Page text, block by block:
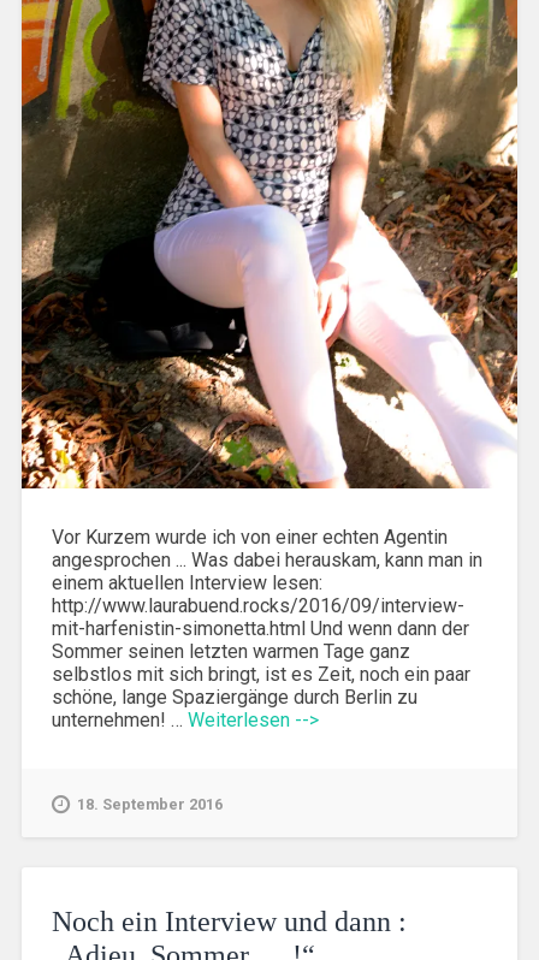
Vor Kurzem wurde ich von einer echten Agentin
angesprochen ... Was dabei herauskam, kann man in
einem aktuellen Interview lesen:
http://www.laurabuend.rocks/2016/09/interview-
mit-harfenistin-simonetta.html Und wenn dann der
Sommer seinen letzten warmen Tage ganz
selbstlos mit sich bringt, ist es Zeit, noch ein paar
schöne, lange Spaziergänge durch Berlin zu
unternehmen! … Weiterlesen -->
18. September 2016
Noch ein Interview und dann :